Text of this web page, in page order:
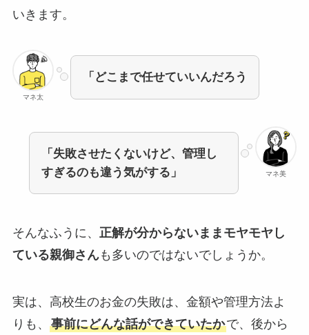
いきます。
マネ太
「どこまで任せていいんだろう
マネ美
「失敗させたくないけど、管理し
すぎるのも違う気がする」
そんなふうに、 正解が分からないままモヤモヤし
ている親御さんも多いのではないでしょうか。
実は、高校生のお金の失敗は、金額や管理方法よ
りも、 事前にどんな話ができていたかで、後から